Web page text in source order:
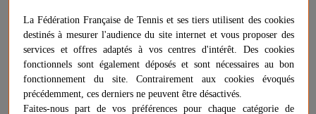
Après avoir sélectionné une sous-catégorie, le Client devra
sélectionnerle(s) Produit(s) de son choix en cliquant sur
le(s) Produit(s) concerné(s) et en choisissant les
caractéristiques et les quantités souhaitées.
Une fois le Produit sélectionné, le Produit est placé dans le
La Fédération Française de Tennis et ses tiers utilisent des cookies
destinés à mesurer l'audience du site internet et vous proposer des
services et offres adaptés à vos centres d'intérêt. Des cookies
fonctionnels sont également déposés et sont nécessaires au bon
fonctionnement du site. Contrairement aux cookies évoqués
précédemment, ces derniers ne peuvent être désactivés.
Faites-nous part de vos préférences pour chaque catégorie de